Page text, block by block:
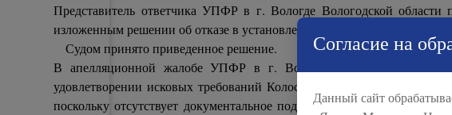
Согласие на
Данный сайт
Представитель ответчика УПФР в г. Вологде Вологодской
изложенным решении об отказе в установлении страховой пенсии и
Судом принято приведенное решение.
В апелляционной жалобе УПФР в г. Вологде Вологодской
удовлетворении исковых требований Колосову В.В. отказать. В
поскольку отсутствует документальное подтверждение занятости